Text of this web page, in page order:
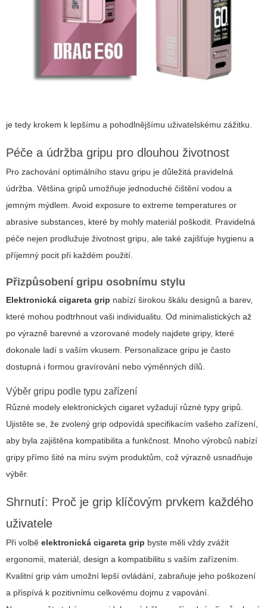
je tedy krokem k lepšímu a pohodlnějšímu uživatelskému zážitku.
Péče a údržba gripu pro dlouhou životnost
Pro zachování optimálního stavu gripu je důležitá pravidelná
údržba. Většina gripů umožňuje jednoduché čištění vodou a
jemným mýdlem. Avoid exposure to extreme temperatures or
abrasive substances, které by mohly materiál poškodit. Pravidelná
péče nejen prodlužuje životnost gripu, ale také zajišťuje hygienu a
příjemný pocit při každém použití.
Přizpůsobení gripu osobnímu stylu
Elektronická cigareta grip nabízí širokou škálu designů a barev,
které mohou podtrhnout vaši individualitu. Od minimalistických až
po výrazně barevné a vzorované modely najdete gripy, které
dokonale ladí s vaším vkusem. Personalizace gripu je často
dostupná i formou gravírování nebo výměnných dílů.
Výběr gripu podle typu zařízení
Různé modely elektronických cigaret vyžadují různé typy gripů.
Ujistěte se, že zvolený grip odpovídá specifikacím vašeho zařízení,
aby byla zajištěna kompatibilita a funkčnost. Mnoho výrobců nabízí
gripy přímo šité na míru svým produktům, což výrazně usnadňuje
výběr.
Shrnutí: Proč je grip klíčovým prvkem každého
uživatele
Při volbě elektronická cigareta grip byste měli vždy zvážit
ergonomii, materiál, design a kompatibilitu s vaším zařízením.
Kvalitní grip vám umožní lepší ovládání, zabraňuje jeho poškození
a přispívá k pozitivnímu celkovému dojmu z vapování.